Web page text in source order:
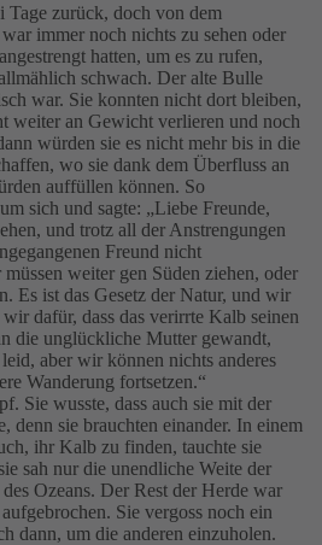
zurück, doch von dem
immer noch nichts zu sehen oder
hatten, um es zu rufen,
schwach. Der alte Bulle
war. Sie konnten nicht dort bleiben,
weiter an Gewicht verlieren und noch
würden sie es nicht mehr bis in die
wo sie dank dem Überfluss an
auffüllen können. So
sich und sagte: „Liebe Freunde,
und trotz all der Anstrengungen
Freund nicht
weiter gen Süden ziehen, oder
Es ist das Gesetz der Natur, und wir
dafür, dass das verirrte Kalb seinen
die unglückliche Mutter gewandt,
aber wir können nichts anderes
Wanderung fortsetzen.“
Sie wusste, dass auch sie mit der
denn sie brauchten einander. In einem
ihr Kalb zu finden, tauchte sie
sah nur die unendliche Weite der
Ozeans. Der Rest der Herde war
Sie vergoss noch ein
dann, um die anderen einzuholen.